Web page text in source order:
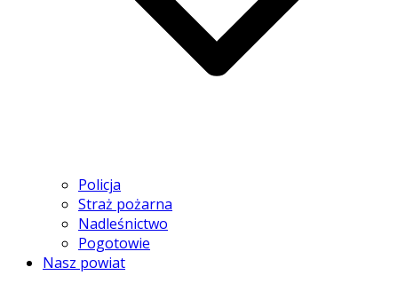
Policja
Straż pożarna
Nadleśnictwo
Pogotowie
Nasz powiat